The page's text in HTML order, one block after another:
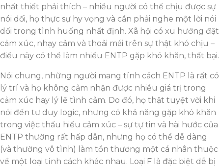
nhất thiết phải thích – nhiều người có thể chịu được sự
nói dối, họ thực sự hy vọng và cần phải nghe một lời nói
dối trong tình huống nhất định. Xã hội có xu hướng đặt
cảm xúc, nhạy cảm và thoải mái trên sự thật khó chịu –
điều này có thể làm nhiều ENTP gặp khó khăn, thất bại.
Nói chung, những người mang tính cách ENTP là rất có
lý trí và họ không cảm nhận được nhiều giá trị trong
cảm xúc hay lý lẽ tình cảm. Do đó, họ thật tuyệt vời khi
nói đến tư duy logic, nhưng có khả năng gặp khó khăn
trong việc thấu hiểu cảm xúc – sự tự tin và hài hước của
ENTP thường rất hấp dẫn, nhưng họ có thể dễ dàng
(và thường vô tình) làm tổn thương một cá nhân thuộc
về một loại tính cách khác nhau. Loại F là đặc biệt dễ bị